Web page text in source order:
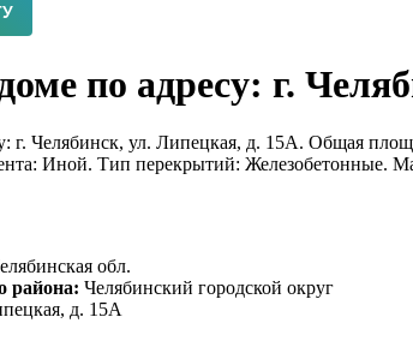
по адресу: г.
г. Челябинск, ул. Липецкая, д. 15А. Общая
Иной. Тип перекрытий: Железобетонные.
обл.
района: Челябинский городской округ
д. 15А